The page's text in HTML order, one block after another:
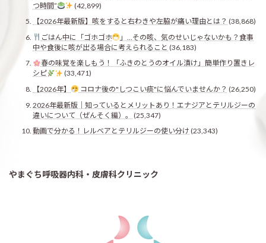
つ時間”
(42,899)
【2026年最新版】咳をすると右わきや左脇が痛い理由とは？ (38,868)
ごはん中に「ゴホゴホ
」…その咳、気のせいじゃないかも？食事
中や食後に咳が出る場合に考えられること (36,183)
春の味覚を楽しもう！「ふきのとうのオイル漬け」簡単作り置きレ
シピ
(33,471)
【2026年】
コロナ後の"しつこい痰"に悩んでいませんか？ (26,250)
2026年最新版｜知っているとメリットあり！エナジアとテリルジーの
違いについて（ぜんそく編）。
(25,347)
動画で分かる！レルベアとテリルジーの使い分け (23,343)
やまぐち呼吸器内科・皮膚科クリニック